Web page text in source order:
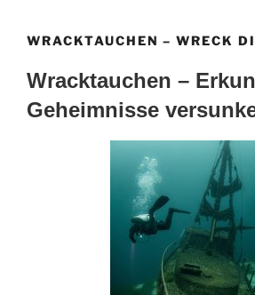
WRACKTAUCHEN – WRECK
Wracktauchen –
Geheimnisse